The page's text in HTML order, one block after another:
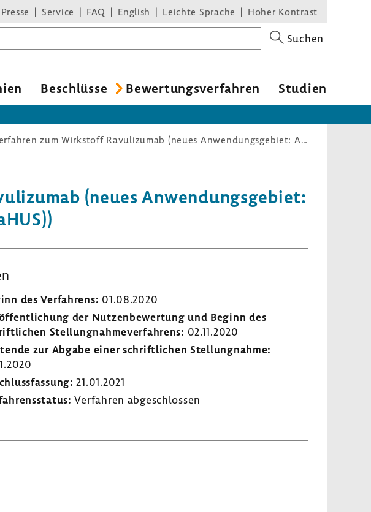
Presse Service FAQ English Leichte Sprache Hoher Kontrast
Suchen
Beschlüsse Bewer­tungs­ver­fahren Studien
Nutzenbewertungsverfahren zum Wirkstoff Ravulizumab (neues Anwendungsgebiet: Atypisches Hämolytisch-Urämischen Syndrom (aHUS))
(neues Anwen­dungs­ge­biet:
des Verfah­rens: 01.08.2020
der Nutzen­be­wer­tung und Beginn des
Stel­lung­nah­me­ver­fah­rens: 02.11.2020
zur Abgabe einer schrift­li­chen Stel­lung­nahme:
21.01.2021
Verfahren abge­schlossen